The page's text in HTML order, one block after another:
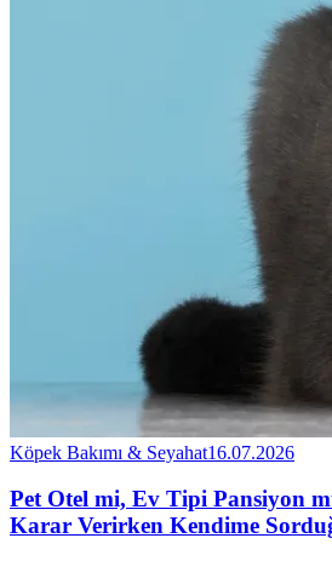
Köpek Bakımı & Seyahat16.07.2026
Pet Otel mi, Ev Tipi Pansiyon
Karar Verirken Kendime